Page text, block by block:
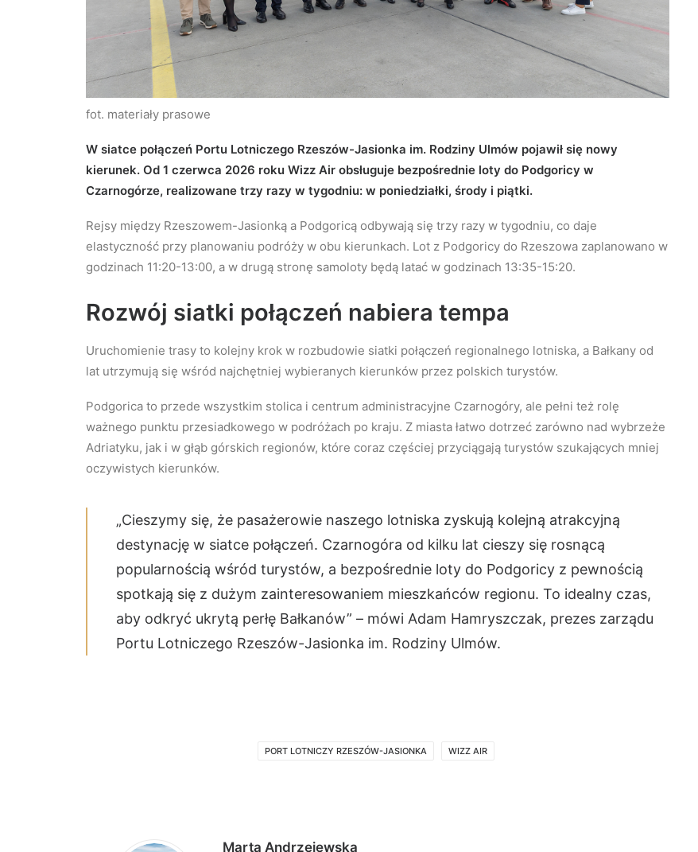
fot. materiały prasowe
W siatce połączeń Portu Lotniczego Rzeszów-Jasionka im. Rodziny Ulmów pojawił się nowy
kierunek. Od 1 czerwca 2026 roku Wizz Air obsługuje bezpośrednie loty do Podgoricy w
Czarnogórze, realizowane trzy razy w tygodniu: w poniedziałki, środy i piątki.
Rejsy między Rzeszowem-Jasionką a Podgoricą odbywają się trzy razy w tygodniu, co daje
elastyczność przy planowaniu podróży w obu kierunkach. Lot z Podgoricy do Rzeszowa zaplanowano w
godzinach 11:20-13:00, a w drugą stronę samoloty będą latać w godzinach 13:35-15:20.
Rozwój siatki połączeń nabiera tempa
Uruchomienie trasy to kolejny krok w rozbudowie siatki połączeń regionalnego lotniska, a Bałkany od
lat utrzymują się wśród najchętniej wybieranych kierunków przez polskich turystów.
Podgorica to przede wszystkim stolica i centrum administracyjne Czarnogóry, ale pełni też rolę
ważnego punktu przesiadkowego w podróżach po kraju. Z miasta łatwo dotrzeć zarówno nad wybrzeże
Adriatyku, jak i w głąb górskich regionów, które coraz częściej przyciągają turystów szukających mniej
oczywistych kierunków.
„Cieszymy się, że pasażerowie naszego lotniska zyskują kolejną atrakcyjną
destynację w siatce połączeń. Czarnogóra od kilku lat cieszy się rosnącą
popularnością wśród turystów, a bezpośrednie loty do Podgoricy z pewnością
spotkają się z dużym zainteresowaniem mieszkańców regionu. To idealny czas,
aby odkryć ukrytą perłę Bałkanów” – mówi Adam Hamryszczak, prezes zarządu
Portu Lotniczego Rzeszów-Jasionka im. Rodziny Ulmów.
PORT LOTNICZY RZESZÓW-JASIONKA WIZZ AIR
Marta Andrzejewska